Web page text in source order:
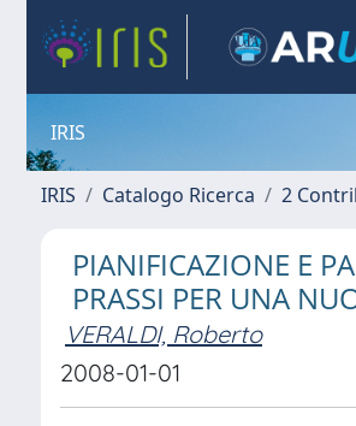
IRIS
IRIS Catalogo Ricerca 2
PIANIFICAZIONE E
PRASSI PER UNA
VERALDI, Roberto
2008-01-01